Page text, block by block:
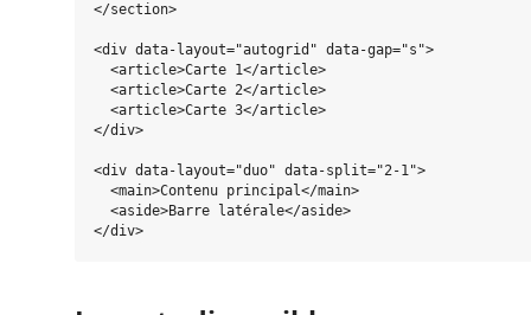
</section>
<div data-layout="autogrid" data-gap="s">
  <article>Carte 1</article>
  <article>Carte 2</article>
  <article>Carte 3</article>
</div>
<div data-layout="duo" data-split="2-1">
  <main>Contenu principal</main>
  <aside>Barre latérale</aside>